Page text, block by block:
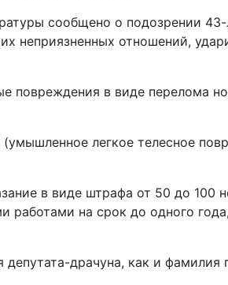
сообщено о подозрении
неприязненных отношений,
повреждения в виде перелома
легкое телесное
в виде штрафа от 50 до
работами на срок до одного
драчуна, как и фамилия